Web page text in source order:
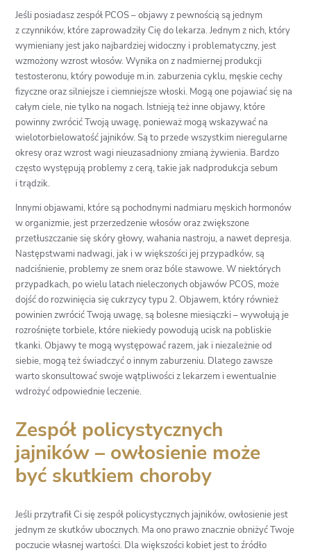
Jeśli posiadasz zespół PCOS – objawy z pewnością są jednym
z czynników, które zaprowadziły Cię do lekarza. Jednym z nich, który
wymieniany jest jako najbardziej widoczny i problematyczny, jest
wzmożony wzrost włosów. Wynika on z nadmiernej produkcji
testosteronu, który powoduje m.in. zaburzenia cyklu, męskie cechy
fizyczne oraz silniejsze i ciemniejsze włoski. Mogą one pojawiać się na
całym ciele, nie tylko na nogach. Istnieją też inne objawy, które
powinny zwrócić Twoją uwagę, ponieważ mogą wskazywać na
wielotorbielowatość jajników. Są to przede wszystkim nieregularne
okresy oraz wzrost wagi nieuzasadniony zmianą żywienia. Bardzo
często występują problemy z cerą, takie jak nadprodukcja sebum
i trądzik.
Innymi objawami, które są pochodnymi nadmiaru męskich hormonów
w organizmie, jest przerzedzenie włosów oraz zwiększone
przetłuszczanie się skóry głowy, wahania nastroju, a nawet depresja.
Następstwami nadwagi, jak i w większości jej przypadków, są
nadciśnienie, problemy ze snem oraz bóle stawowe. W niektórych
przypadkach, po wielu latach nieleczonych objawów PCOS, może
dojść do rozwinięcia się cukrzycy typu 2. Objawem, który również
powinien zwrócić Twoją uwagę, są bolesne miesiączki – wywołują je
rozrośnięte torbiele, które niekiedy powodują ucisk na pobliskie
tkanki. Objawy te mogą występować razem, jak i niezależnie od
siebie, mogą też świadczyć o innym zaburzeniu. Dlatego zawsze
warto skonsultować swoje wątpliwości z lekarzem i ewentualnie
wdrożyć odpowiednie leczenie.
Zespół policystycznych
jajników – owłosienie może
być skutkiem choroby
Jeśli przytrafił Ci się zespół policystycznych jajników, owłosienie jest
jednym ze skutków ubocznych. Ma ono prawo znacznie obniżyć Twoje
poczucie własnej wartości. Dla większości kobiet jest to źródło